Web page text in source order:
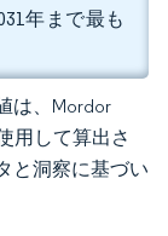
年まで最も
は、Mordor
用して算出さ
と洞察に基づい